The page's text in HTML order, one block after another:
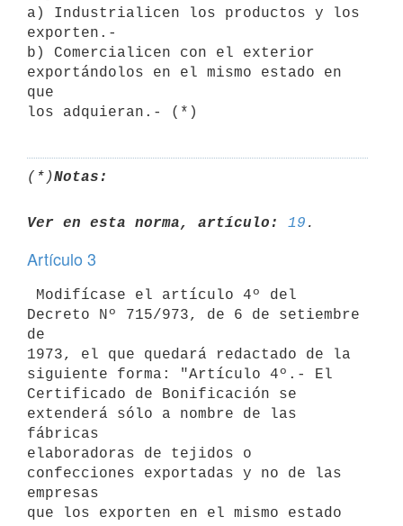
a) Industrialicen los productos y los
exporten.-
b) Comercialicen con el exterior
exportándolos en el mismo estado en
que
(*)Notas:
Ver en esta norma, artículo: 19
Artículo 3
Decreto Nº 715/973, de 6 de setiembre
de
1973, el que quedará redactado de la
siguiente forma: "Artículo 4º.- El
Certificado de Bonificación se
extenderá sólo a nombre de las
fábricas
elaboradoras de tejidos o
confecciones exportadas y no de las
empresas
que los exporten en el mismo estado